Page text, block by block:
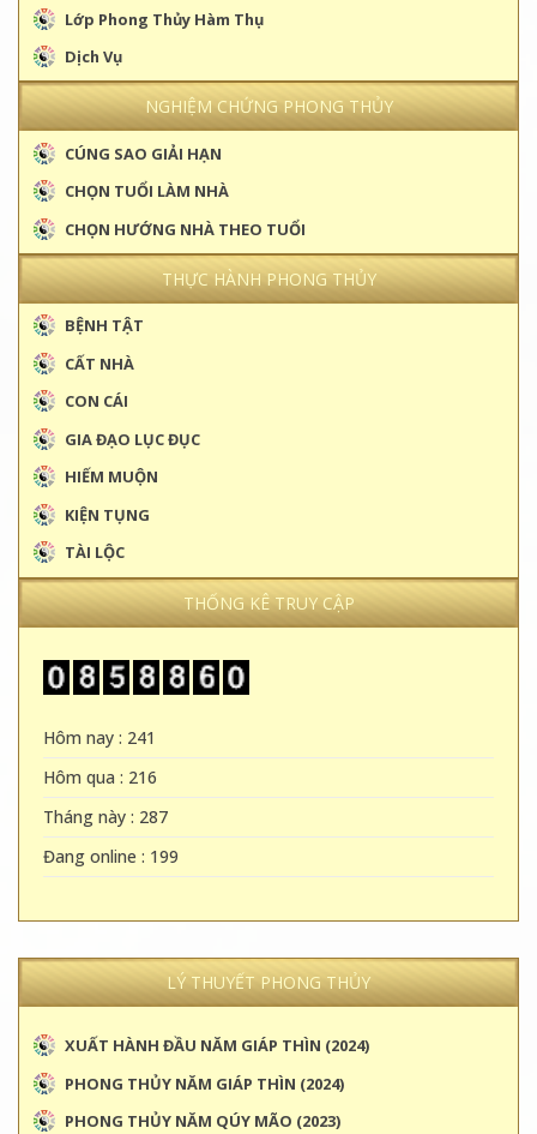
Lớp Phong Thủy Hàm Thụ
Dịch Vụ
NGHIỆM CHỨNG PHONG THỦY
CÚNG SAO GIẢI HẠN
CHỌN TUỔI LÀM NHÀ
CHỌN HƯỚNG NHÀ THEO TUỔI
THỰC HÀNH PHONG THỦY
BỆNH TẬT
CẤT NHÀ
CON CÁI
GIA ĐẠO LỤC ĐỤC
HIẾM MUỘN
KIỆN TỤNG
TÀI LỘC
THỐNG KÊ TRUY CẬP
Hôm nay : 241
Hôm qua : 216
Tháng này : 287
Đang online : 199
LÝ THUYẾT PHONG THỦY
XUẤT HÀNH ĐẦU NĂM GIÁP THÌN (2024)
PHONG THỦY NĂM GIÁP THÌN (2024)
PHONG THỦY NĂM QÚY MÃO (2023)